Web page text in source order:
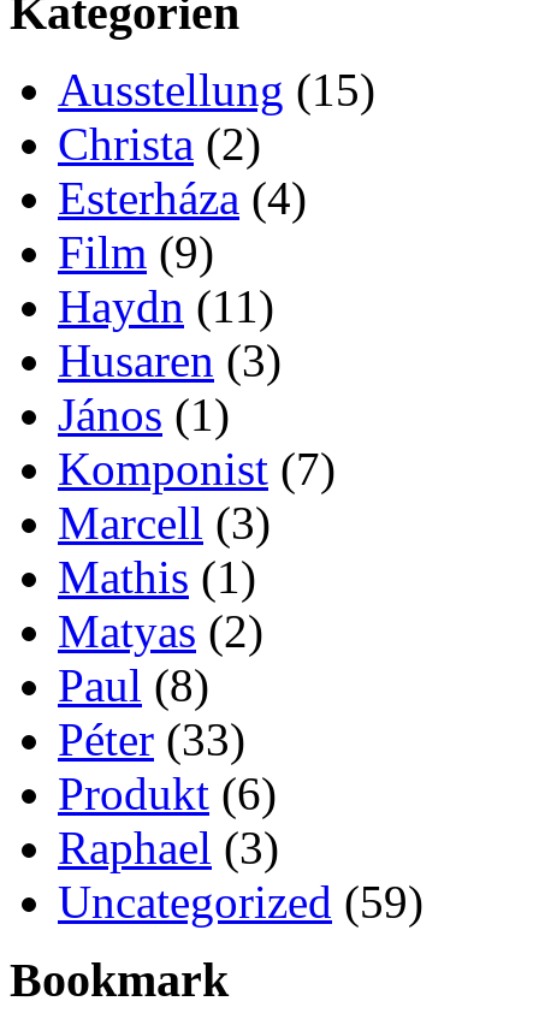
Kategorien
Ausstellung (15)
Christa (2)
Esterháza (4)
Film (9)
Haydn (11)
Husaren (3)
János (1)
Komponist (7)
Marcell (3)
Mathis (1)
Matyas (2)
Paul (8)
Péter (33)
Produkt (6)
Raphael (3)
Uncategorized (59)
Bookmark